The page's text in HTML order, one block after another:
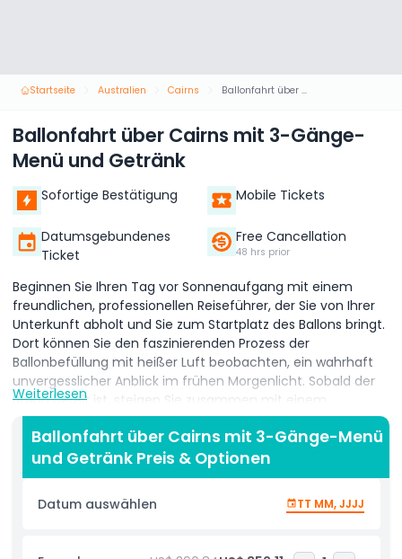
Startseite Australien Cairns Ballonfahrt über Cairns mit 3-Gänge-Menü und Getränk
Ballonfahrt über Cairns mit 3-Gänge-
Menü und Getränk
Sofortige Bestätigung Mobile Tickets
Datumsgebundenes
Ticket
Free Cancellation
48 hrs prior
Beginnen Sie Ihren Tag vor Sonnenaufgang mit einem
freundlichen, professionellen Reiseführer, der Sie von Ihrer
Unterkunft abholt und Sie zum Startplatz des Ballons bringt.
Dort können Sie den faszinierenden Prozess der
Ballonbefüllung mit heißer Luft beobachten, ein wahrhaft
unvergesslicher Anblick im frühen Morgenlicht. Sobald der
Ballon bereit ist, steigen Sie zusammen mit einem
erfahrenen Piloten in den Korb und heben sanft in den
Himmel ab. Während Sie friedlich über die Landschaft
schweben, genießen Sie atemberaubende Aussichten auf
üppige, mit Regenwald bedeckte Hügel, sanft
geschwungene Berge und weitläufige Tafelplatten. Die
Schönheit des Sonnenaufgangs verleiht dem Ganzen eine
erhellen. An klaren Tagen können Sie sogar einen Blick auf
Weiterlesen
Ballonfahrt über Cairns mit 3-Gänge-Menü
und Getränk Preis & Optionen
Datum auswählen TT MM, JJJJ